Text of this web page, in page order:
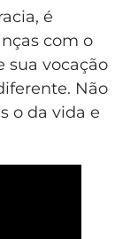
é
com o
sua vocação
Não
o da vida e